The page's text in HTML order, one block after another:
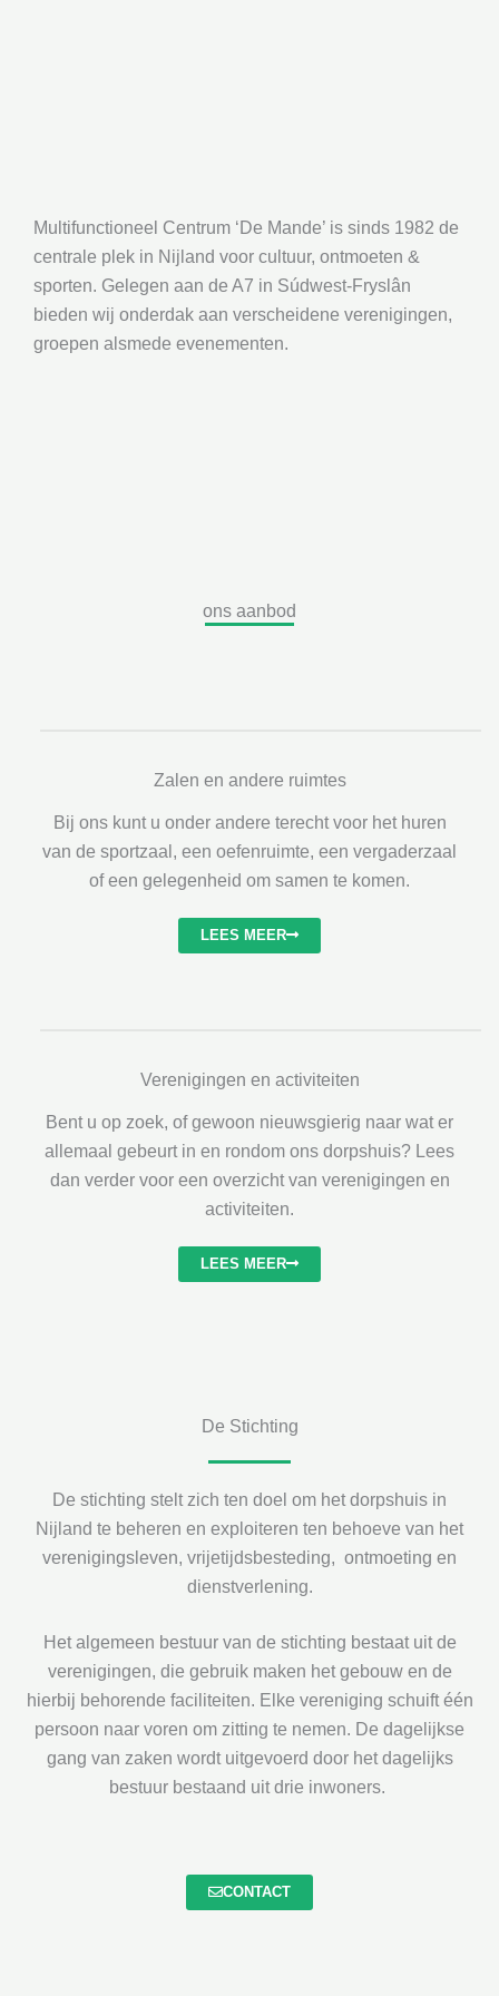
Multifunctioneel Centrum ‘De Mande’ is sinds 1982 de
centrale plek in Nijland voor cultuur, ontmoeten &
sporten. Gelegen aan de A7 in Súdwest-Fryslân
bieden wij onderdak aan verscheidene verenigingen,
groepen alsmede evenementen.
ons aanbod
Zalen en andere ruimtes
Bij ons kunt u onder andere terecht voor het huren
van de sportzaal, een oefenruimte, een vergaderzaal
of een gelegenheid om samen te komen.
LEES MEER
Verenigingen en activiteiten
Bent u op zoek, of gewoon nieuwsgierig naar wat er
allemaal gebeurt in en rondom ons dorpshuis? Lees
dan verder voor een overzicht van verenigingen en
activiteiten.
LEES MEER
De Stichting
De stichting stelt zich ten doel om het dorpshuis in
Nijland te beheren en exploiteren ten behoeve van het
verenigingsleven, vrijetijdsbesteding, ontmoeting en
dienstverlening.
Het algemeen bestuur van de stichting bestaat uit de
verenigingen, die gebruik maken het gebouw en de
hierbij behorende faciliteiten. Elke vereniging schuift één
persoon naar voren om zitting te nemen. De dagelijkse
gang van zaken wordt uitgevoerd door het dagelijks
bestuur bestaand uit drie inwoners.
CONTACT